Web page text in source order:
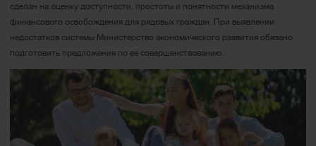
сделан на оценку доступности, простоты и понятности механизма
финансового освобождения для рядовых граждан. При выявлении
недостатков системы Министерство экономического развития обязано
подготовить предложения по ее совершенствованию.